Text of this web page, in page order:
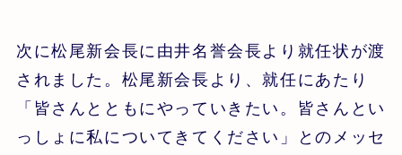
次に松尾新会長に由井名誉会長より就任状が渡
されました。松尾新会長より、就任にあたり
「皆さんとともにやっていきたい。皆さんとい
っしょに私についてきてください」とのメッセ